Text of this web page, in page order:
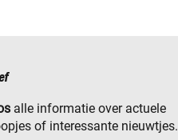
alle informatie over actuele
of interessante nieuwtjes.